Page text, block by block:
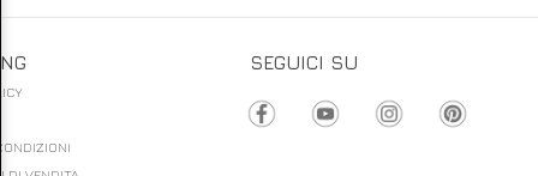
SEGUICI SU